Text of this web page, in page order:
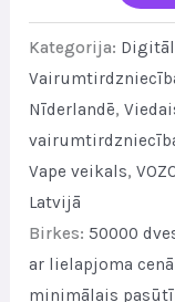
Click
50K
Rechargeable
Disposable
Vape
Adjustable
EU
Kategorija:
Nīderlandē,
Vape veikals,
Latvijā
Birkes: 50000
ar lielapjoma
minimālais